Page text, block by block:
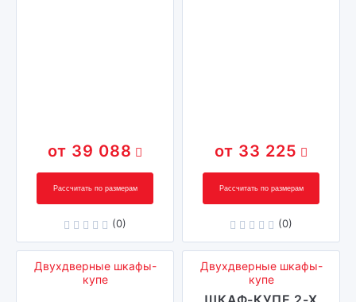
39 088
Рассчитать по размерам
(0)
33 225
Рассчитать по размерам
(0)
Двухдверные шкафы-
купе
Двухдверные шкафы-
купе